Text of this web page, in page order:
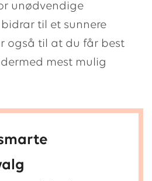
unødvendige
til et sunnere
også til at du får best
mest mulig